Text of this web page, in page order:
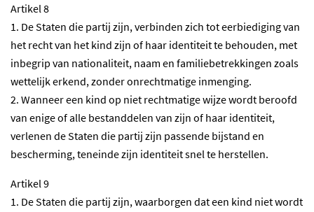
Artikel 8
1. De Staten die partij zijn, verbinden zich tot eerbiediging van
het recht van het kind zijn of haar identiteit te behouden, met
inbegrip van nationaliteit, naam en familiebetrekkingen zoals
wettelijk erkend, zonder onrechtmatige inmenging.
2. Wanneer een kind op niet rechtmatige wijze wordt beroofd
van enige of alle bestanddelen van zijn of haar identiteit,
verlenen de Staten die partij zijn passende bijstand en
bescherming, teneinde zijn identiteit snel te herstellen.
Artikel 9
1. De Staten die partij zijn, waarborgen dat een kind niet wordt